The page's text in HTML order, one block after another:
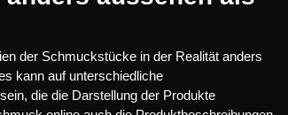
der Schmuckstücke in der Realität anders
kann auf unterschiedliche
die die Darstellung der Produkte